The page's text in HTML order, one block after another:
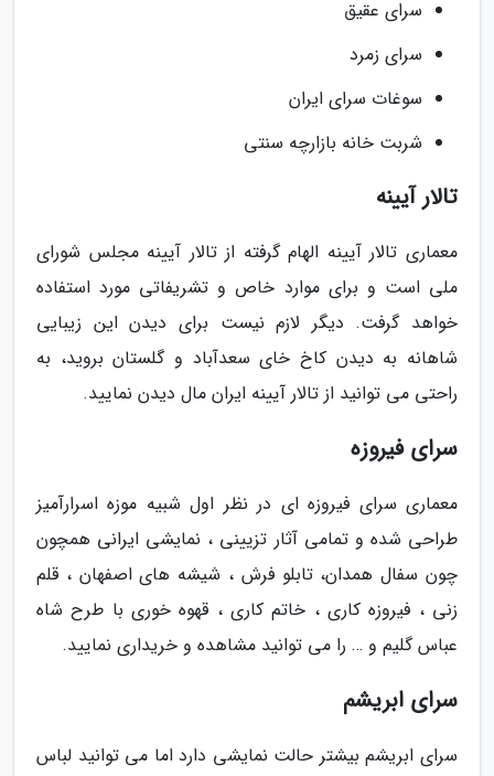
سرای عقیق
سرای زمرد
سوغات سرای ایران
شربت خانه بازارچه سنتی
تالار آیینه
معماری تالار آیینه الهام گرفته از تالار آیینه مجلس شورای
ملی است و برای موارد خاص و تشریفاتی مورد استفاده
خواهد گرفت. دیگر لازم نیست برای دیدن این زیبایی
شاهانه به دیدن کاخ خای سعدآباد و گلستان بروید، به
راحتی می توانید از تالار آیینه ایران مال دیدن نمایید.
سرای فیروزه
معماری سرای فیروزه ای در نظر اول شبیه موزه اسرارآمیز
طراحی شده و تمامی آثار تزیینی ، نمایشی ایرانی همچون
چون سفال همدان، تابلو فرش ، شیشه های اصفهان ، قلم
زنی ، فیروزه کاری ، خاتم کاری ، قهوه خوری با طرح شاه
عباس گلیم و … را می توانید مشاهده و خریداری نمایید.
سرای ابریشم
سرای ابریشم بیشتر حالت نمایشی دارد اما می توانید لباس